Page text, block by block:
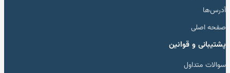
آدرس‌ها
صفحه اصلی
پشتیبانی و قوانین
سوالات متداول